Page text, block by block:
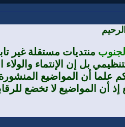
منتديات مستقلة غير
بل إن الإنتماء والولاء
علما أن المواضيع
أن المواضيع لا تخضع